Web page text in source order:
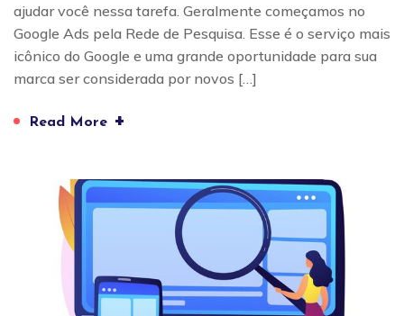
ajudar você nessa tarefa. Geralmente começamos no
Google Ads pela Rede de Pesquisa. Esse é o serviço mais
icônico do Google e uma grande oportunidade para sua
marca ser considerada por novos […]
Read More +